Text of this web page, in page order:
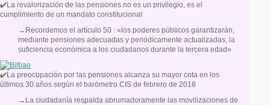
✔️La revalorización de las pensiones no es un privilegio, es el
cumplimiento de un mandato constitucional
→Recordemos el artículo 50 : «los poderes públicos garantizarán,
mediante pensiones adecuadas y periódicamente actualizadas, la
suficiencia económica a los ciudadanos durante la tercera edad»
✔️La preocupación por las pensiones alcanza su mayor cota en los
últimos 30 años según el barómetro CIS de febrero de 2018
→La ciudadanía respalda abrumadoramente las movilizaciones de